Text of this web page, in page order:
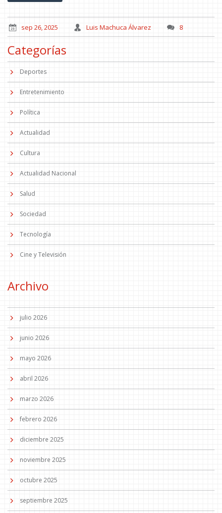
sep 26, 2025 Luis Machuca Álvarez 8
Categorías
Deportes
Entretenimiento
Política
Actualidad
Cultura
Actualidad Nacional
Salud
Sociedad
Tecnología
Cine y Televisión
Archivo
julio 2026
junio 2026
mayo 2026
abril 2026
marzo 2026
febrero 2026
diciembre 2025
noviembre 2025
octubre 2025
septiembre 2025